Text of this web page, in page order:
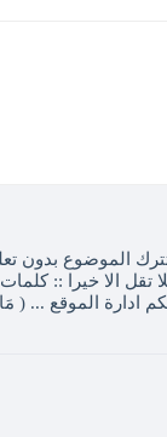
الموضوع بدون
تقل الا خيرا ::
ادارة الموقع ... (